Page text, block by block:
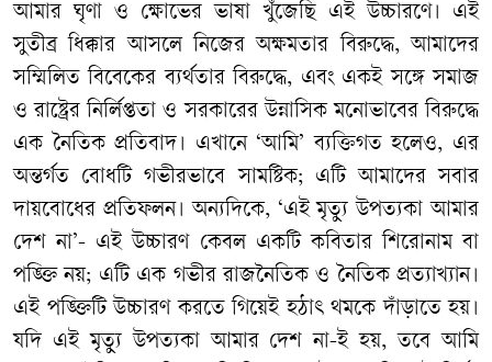
আমার ঘৃণা ও ক্ষোভের ভাষা খুঁজেছি এই উচ্চারণে। এই
সুতীব্র ধিক্কার আসলে নিজের অক্ষমতার বিরুদ্ধে, আমাদের
সম্মিলিত বিবেকের ব্যর্থতার বিরুদ্ধে, এবং একই সঙ্গে সমাজ
ও রাষ্ট্রের নির্লিপ্ততা ও সরকারের উন্নাসিক মনোভাবের বিরুদ্ধে
এক নৈতিক প্রতিবাদ। এখানে ‘আমি’ ব্যক্তিগত হলেও, এর
অন্তর্গত বোধটি গভীরভাবে সামষ্টিক; এটি আমাদের সবার
দায়বোধের প্রতিফলন। অন্যদিকে, ‘এই মৃত্যু উপত্যকা আমার
দেশ না’- এই উচ্চারণ কেবল একটি কবিতার শিরোনাম বা
পঙ্ক্তি নয়; এটি এক গভীর রাজনৈতিক ও নৈতিক প্রত্যাখ্যান।
এই পঙ্ক্তিটি উচ্চারণ করতে গিয়েই হঠাৎ থমকে দাঁড়াতে হয়।
যদি এই মৃত্যু উপত্যকা আমার দেশ না-ই হয়, তবে আমি